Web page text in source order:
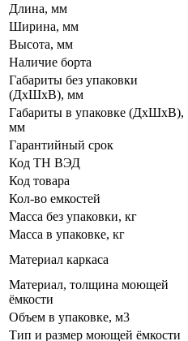
Длина, мм
Ширина, мм
Высота, мм
Наличие борта
Габариты без упаковки
(ДхШхВ), мм
Габариты в упаковке (ДхШхВ),
мм
Гарантийный срок
Код ТН ВЭД
Код товара
Кол-во емкостей
Масса без упаковки, кг
Масса в упаковке, кг
Материал каркаса
Материал, толщина моющей
ёмкости
Объем в упаковке, м3
Тип и размер моющей ёмкости